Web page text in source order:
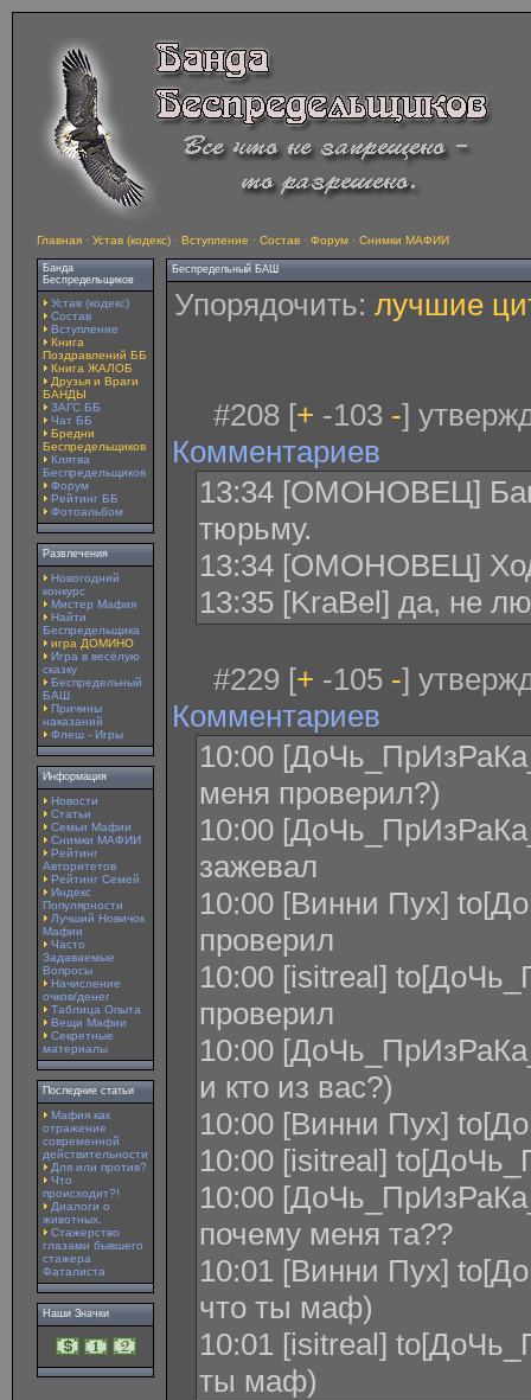
Главная · Устав (кодекс) · Вступление · Состав · Форум · Снимки МАФИИ
Банда
Беспредельщиков
Устав (кодекс)
Состав
Вступление
Книга
Поздравлений ББ
Книга ЖАЛОБ
Друзья и Враги
БАНДЫ
ЗАГС ББ
Чат ББ
Бредни
Беспредельщиков
Клятва
Беспредельщиков
Форум
Рейтинг ББ
Фотоальбом
Развлечения
Новогодний
конкурс
Мистер Мафия
Найти
Беспредельщика
игра ДОМИНО
Игра в весёлую
сказку
Беспредельный
БАШ
Причины
наказаний
Флеш - Игры
Информация
Новости
Статьи
Семьи Мафии
Снимки МАФИИ
Рейтинг
Авторитетов
Рейтинг Семей
Индекс
Популярности
Лучший Новичок
Мафии
Часто
Задаваемые
Вопросы
Начисление
очков/денег
Таблица Опыта
Вещи Мафии
Секретные
материалы
Последние статьи
Мафия как
отражение
современной
действительности
Для или против?
Что
происходит?!
Диалоги о
животных.
Стажерство
глазами бывшего
стажера
Фаталиста
Наши Значки
Беспредельный БАШ
Упорядочить: лучшие
#208 [+ -103 -]
Комментариев
13:34 [ОМОНОВЕЦ]
тюрьму.
13:34 [ОМОНОВЕЦ]
13:35 [KraBel] да, не
#229 [+ -105 -]
Комментариев
10:00
меня проверил?)
10:00
зажевал
10:00 [Винни Пух]
проверил
10:00 [isitreal]
проверил
10:00
и кто из вас?)
10:00 [Винни Пух]
10:00 [isitreal]
10:00
почему меня та??
10:01 [Винни Пух]
что ты маф)
10:01 [isitreal]
ты маф)